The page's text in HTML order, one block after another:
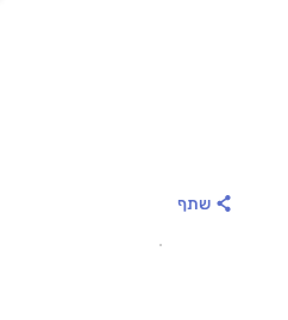
שתף